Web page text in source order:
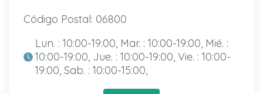
Código Postal: 06800
Lun. : 10:00-19:00, Mar. : 10:00-19:00, Mié. :
10:00-19:00, Jue. : 10:00-19:00, Vie. : 10:00-
19:00, Sab. : 10:00-15:00,